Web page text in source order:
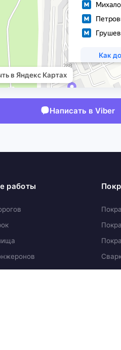
Написать в Viber
работы
обработка